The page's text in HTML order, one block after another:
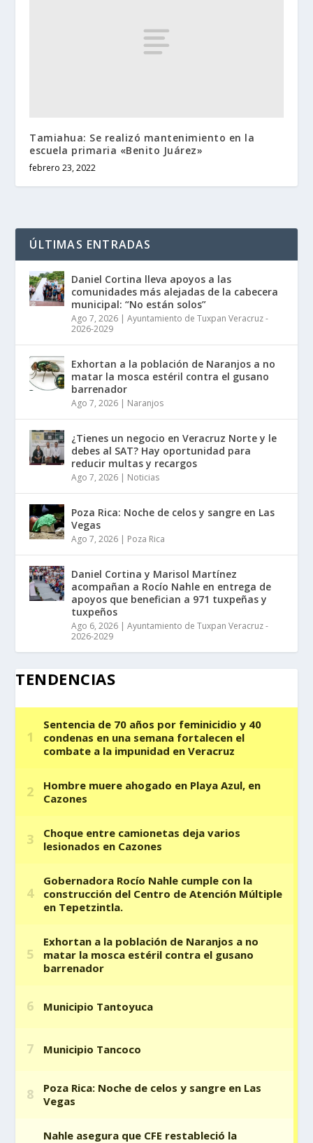
Tamiahua: Se realizó mantenimiento en la
escuela primaria «Benito Juárez»
febrero 23, 2022
ÚLTIMAS ENTRADAS
Daniel Cortina lleva apoyos a las
comunidades más alejadas de la cabecera
municipal: “No están solos”
Ago 7, 2026 |Ayuntamiento de Tuxpan Veracruz -
2026-2029
Exhortan a la población de Naranjos a no
matar la mosca estéril contra el gusano
barrenador
Ago 7, 2026 | Naranjos
¿Tienes un negocio en Veracruz Norte y le
debes al SAT? Hay oportunidad para
reducir multas y recargos
Ago 7, 2026 | Noticias
Poza Rica: Noche de celos y sangre en Las
Vegas
Ago 7, 2026 | Poza Rica
Daniel Cortina y Marisol Martínez
acompañan a Rocío Nahle en entrega de
apoyos que benefician a 971 tuxpeñas y
tuxpeños
Ago 6, 2026 |Ayuntamiento de Tuxpan Veracruz -
2026-2029
TENDENCIAS